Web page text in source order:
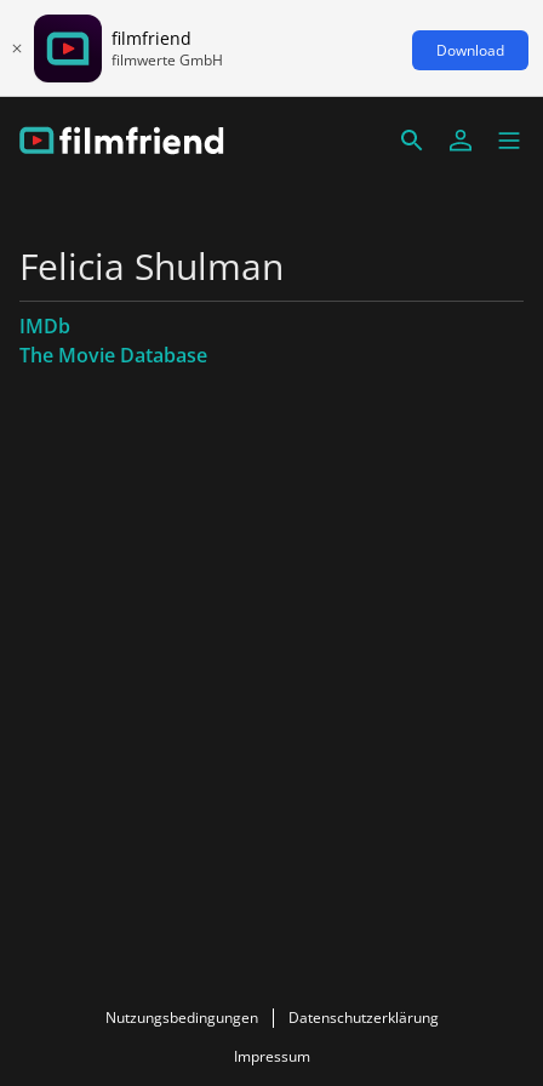
filmfriend
filmwerte GmbH Download
Felicia Shulman
IMDb
The Movie Database
Nutzungsbedingungen
Datenschutzerklärung
Impressum